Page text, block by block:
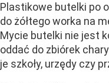
Plastikowe butelki po
do żółtego worka na
Mycie butelki nie jest
oddać do zbiórek
je szkoły, urzędy czy